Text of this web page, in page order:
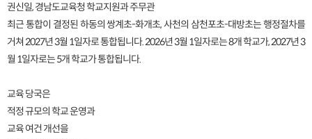
권신일, 경남도교육청 학교지원과 주무관
최근 통합이 결정된 하동의 쌍계초-화개초, 사천의 삼천포초-대방초는 행정절차를
거쳐 2027년 3월 1일자로 통합됩니다. 2026년 3월 1일자로는 8개 학교가, 2027년 3
월 1일자로는 5개 학교가 통합됩니다.
교육 당국은
적정 규모의 학교 운영과
교육 여건 개선을